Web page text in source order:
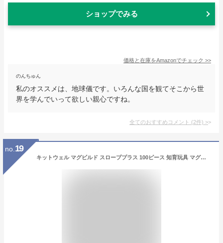
ショップでみる
価格と在庫をAmazonでチェック >>
のんちゅん
私のオススメは、地球儀です。いろんな国を観てそこから世
界を学んでいって欲しい親心ですね。
全てのおすすめコメント (2件) >
no. 19
キットウェル マグビルド スローププラス 100ピース 知育玩具 マグネット ブロック おもちゃ 玉の道